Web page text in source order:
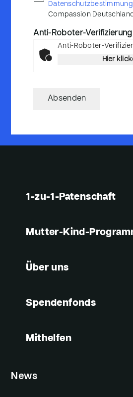
weltweit *
Compassion
Anti-Roboter-Verifizierung
Anti-Roboter-
Hier
Absenden
1-zu-1-Patenschaft
Mutter-Kind-
Über uns
Spendenfonds
Mithelfen
News